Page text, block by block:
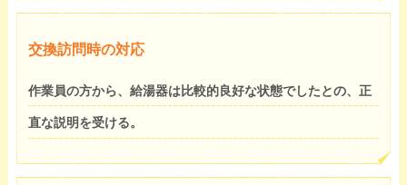
交換訪問時の対応
作業員の方から、給湯器は比較的良好な状態でしたとの、正
直な説明を受ける。